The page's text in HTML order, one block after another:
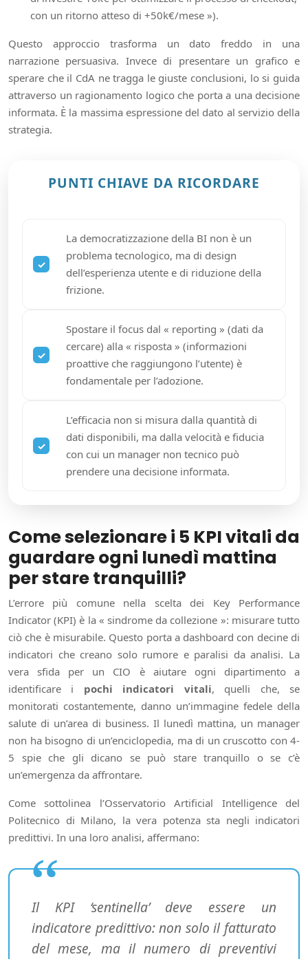
con un ritorno atteso di +50k€/mese »).
Questo approccio trasforma un dato freddo in una
narrazione persuasiva. Invece di presentare un grafico e
sperare che il CdA ne tragga le giuste conclusioni, lo si guida
attraverso un ragionamento logico che porta a una decisione
informata. È la massima espressione del dato al servizio della
strategia.
PUNTI CHIAVE DA RICORDARE
La democratizzazione della BI non è un
problema tecnologico, ma di design
dell’esperienza utente e di riduzione della
frizione.
Spostare il focus dal « reporting » (dati da
cercare) alla « risposta » (informazioni
proattive che raggiungono l’utente) è
fondamentale per l’adozione.
L’efficacia non si misura dalla quantità di
dati disponibili, ma dalla velocità e fiducia
con cui un manager non tecnico può
prendere una decisione informata.
Come selezionare i 5 KPI vitali da
guardare ogni lunedì mattina
per stare tranquilli?
L’errore più comune nella scelta dei Key Performance
Indicator (KPI) è la « sindrome da collezione »: misurare tutto
ciò che è misurabile. Questo porta a dashboard con decine di
indicatori che creano solo rumore e paralisi da analisi. La
vera sfida per un CIO è aiutare ogni dipartimento a
identificare i pochi indicatori vitali, quelli che, se
monitorati costantemente, danno un’immagine fedele della
salute di un’area di business. Il lunedì mattina, un manager
non ha bisogno di un’enciclopedia, ma di un cruscotto con 4-
5 spie che gli dicano se può stare tranquillo o se c’è
un’emergenza da affrontare.
Come sottolinea l’Osservatorio Artificial Intelligence del
Politecnico di Milano, la vera potenza sta negli indicatori
predittivi. In una loro analisi, affermano:
Il KPI ‘sentinella’ deve essere un
indicatore predittivo: non solo il fatturato
del mese, ma il numero di preventivi